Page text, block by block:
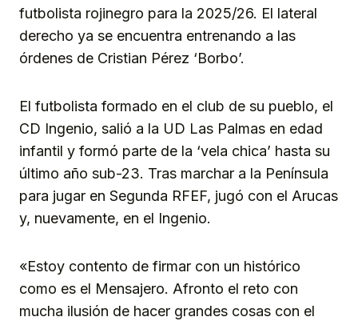
futbolista rojinegro para la 2025/26. El lateral
derecho ya se encuentra entrenando a las
órdenes de Cristian Pérez ‘Borbo’.
El futbolista formado en el club de su pueblo, el
CD Ingenio, salió a la UD Las Palmas en edad
infantil y formó parte de la ‘vela chica’ hasta su
último año sub-23. Tras marchar a la Península
para jugar en Segunda RFEF, jugó con el Arucas
y, nuevamente, en el Ingenio.
«Estoy contento de firmar con un histórico
como es el Mensajero. Afronto el reto con
mucha ilusión de hacer grandes cosas con el